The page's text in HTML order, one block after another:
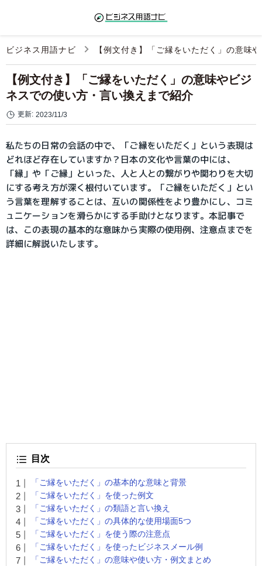
ビジネス用語ナビ 【例文付き】「ご縁をいただく」の意味
【例文付き】「ご縁をいただく」の意味やビジ
ネスでの使い方・言い換えまで紹介
更新: 2023/11/3
私たちの日常の会話の中で、「ご縁をいただく」という表現は
どれほど存在していますか？日本の文化や言葉の中には、
「縁」や「ご縁」といった、人と人との繋がりや関わりを大切
にする考え方が深く根付いています。「ご縁をいただく」とい
う言葉を理解することは、互いの関係性をより豊かにし、コミ
ュニケーションを滑らかにする手助けとなります。本記事で
は、この表現の基本的な意味から実際の使用例、注意点までを
詳細に解説いたします。
目次
「ご縁をいただく」の基本的な意味と背景
「ご縁をいただく」を使った例文
「ご縁をいただく」の類語と言い換え
「ご縁をいただく」の具体的な使用場面5つ
「ご縁をいただく」を使う際の注意点
「ご縁をいただく」を使ったビジネスメール例
「ご縁をいただく」の意味や使い方・例文まとめ